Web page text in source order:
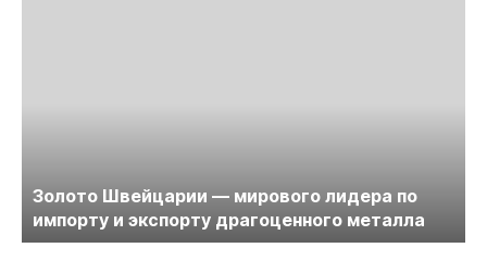
Золото Швейцарии — мирового лидера по
импорту и экспорту драгоценного металла